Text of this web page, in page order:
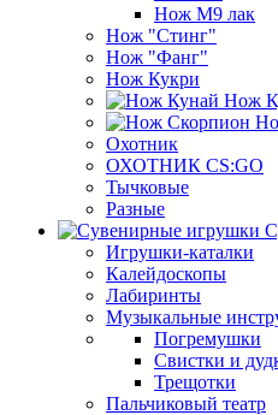
Нож М9 лак
Нож "Стинг"
Нож "Фанг"
Нож Кукри
Нож
Охотник
ОХОТНИК CS:GO
Тычковые
Разные
Игрушки-каталки
Калейдоскопы
Лабиринты
Музыкальные
Погремушки
Свистки и
Трещотки
Пальчиковый театр